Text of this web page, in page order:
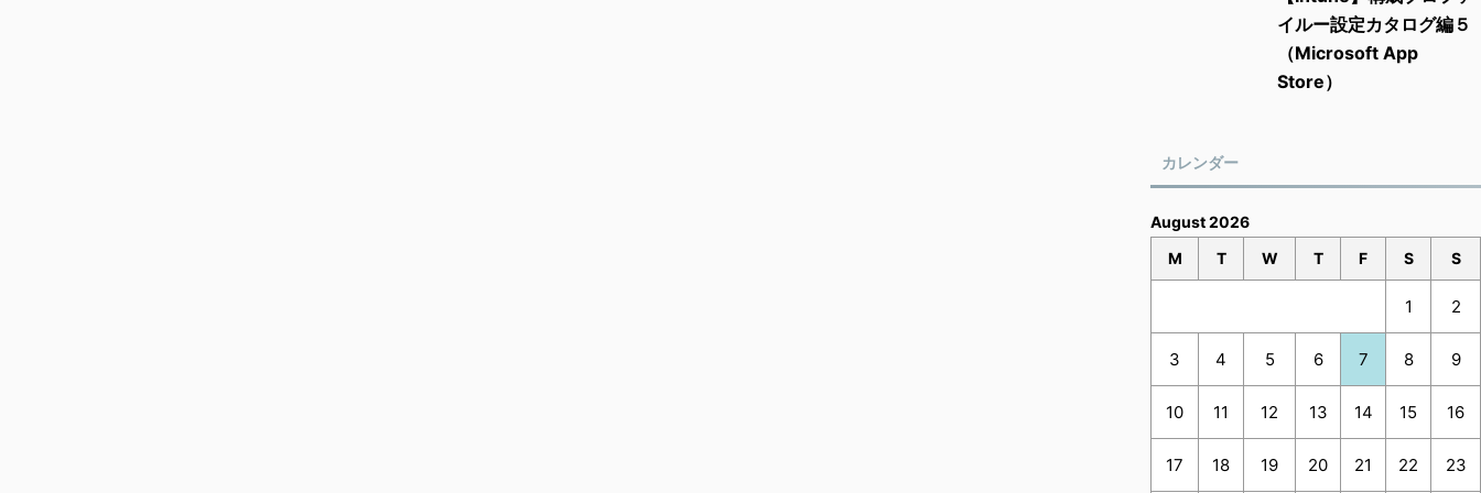
イルー設定カタログ編５
（Microsoft App
Store）
カレンダー
August 2026
M
T W T F S S
1 2
3 4 5 6 7 8 9
10 11 12 13 14 15 16
17 18 19 20 21 22 23